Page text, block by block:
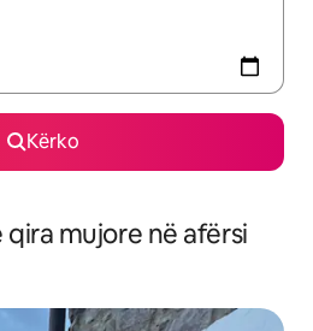
Kërko
mujore në afërsi